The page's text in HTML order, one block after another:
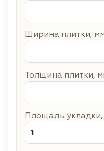
Ширина плитки,
Толщина плитки,
Площадь укладки,